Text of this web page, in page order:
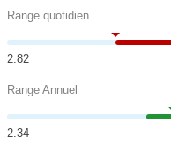
Range quotidien
2.82
Range Annuel
2.34